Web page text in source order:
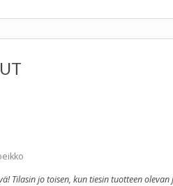
Tilasin jo toisen, kun tiesin tuotteen